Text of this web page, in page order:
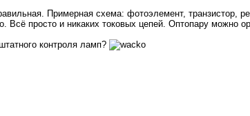
Примерная схема: фотоэлемент, транзистор,
Всё просто и никаких токовых цепей. Оптопару можно
контроля ламп?